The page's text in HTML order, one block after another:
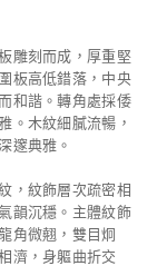
雕刻而成，厚重堅
板高低錯落，中央
和諧。轉角處採倭
。木紋細膩流暢，
邃典雅。
，紋飾層次疏密相
韻沉穩。主體紋飾
角微翹，雙目炯
濟，身軀曲折交